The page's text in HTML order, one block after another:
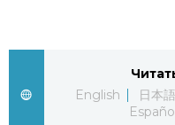
От редакции
English
日本語